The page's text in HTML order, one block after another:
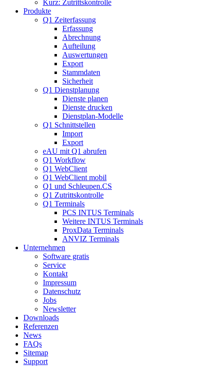
Kurz: Zutrittskontrolle
Produkte
Q1 Zeiterfassung
Erfassung
Abrechnung
Aufteilung
Auswertungen
Export
Stammdaten
Sicherheit
Q1 Dienstplanung
Dienste planen
Dienste drucken
Dienstplan-Modelle
Q1 Schnittstellen
Import
Export
eAU mit Q1 abrufen
Q1 Workflow
Q1 WebClient
Q1 WebClient mobil
Q1 und Schleupen.CS
Q1 Zutrittskontrolle
Q1 Terminals
PCS INTUS Terminals
Weitere INTUS Terminals
ProxData Terminals
ANVIZ Terminals
Unternehmen
Software gratis
Service
Kontakt
Impressum
Datenschutz
Jobs
Newsletter
Downloads
Referenzen
News
FAQs
Sitemap
Support